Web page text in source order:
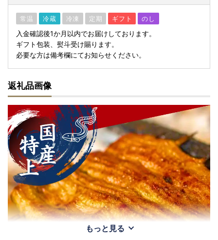
常温 冷蔵 冷凍 定期 ギフト のし
入金確認後1か月以内でお届けしております。
ギフト包装、熨斗受け賜ります。
必要な方は備考欄にてお知らせください。
返礼品画像
もっと見る